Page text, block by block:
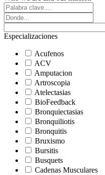
Especializaciones
Acufenos
ACV
Amputacion
Artroscopia
Atelectasias
BioFeedback
Bronquiectasias
Bronquiliotis
Bronquitis
Bruxismo
Bursitis
Busquets
Cadenas Musculares